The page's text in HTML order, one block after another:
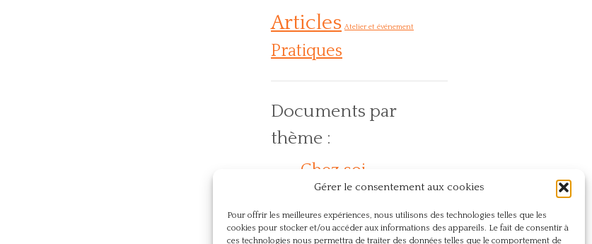
Gérer le consentement aux cookies
Pour offrir les meilleures expériences, nous utilisons des technologies telles que les
cookies pour stocker et/ou accéder aux informations des appareils. Le fait de consentir à
ces technologies nous permettra de traiter des données telles que le comportement de
Articles Atelier et événement
Pratiques
Documents par
thème :
Chez soi
Naturopathie Pranayama Respect
Santé Souffle Souffrance Sûtra